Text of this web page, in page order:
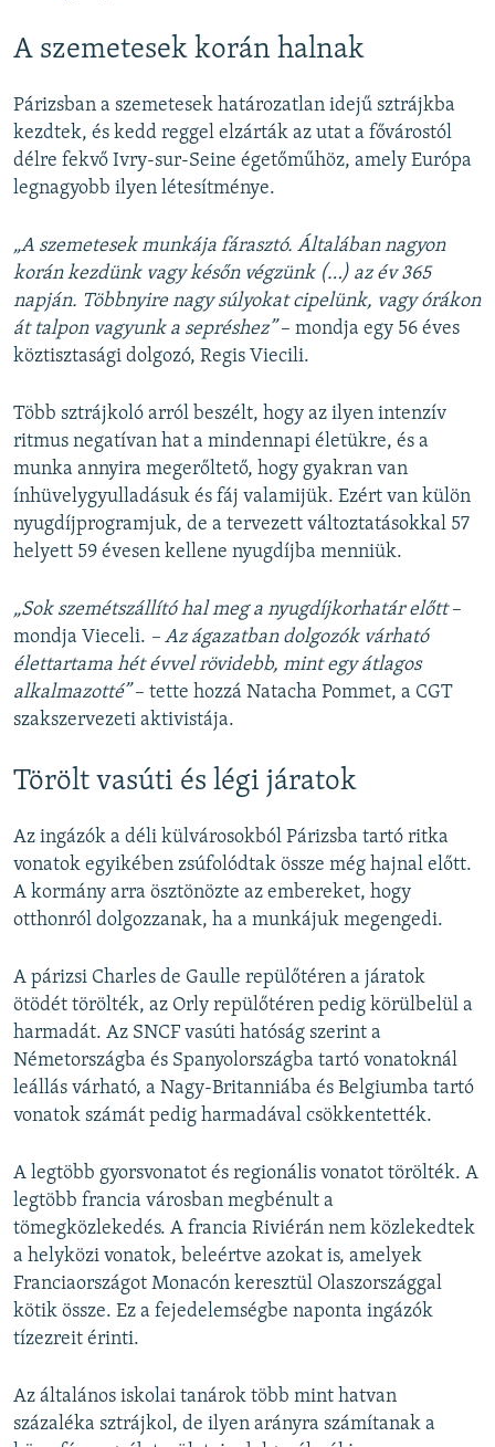
A szemetesek korán halnak
Párizsban a szemetesek határozatlan idejű sztrájkba
kezdtek, és kedd reggel elzárták az utat a fővárostól
délre fekvő Ivry-sur-Seine égetőműhöz, amely Európa
legnagyobb ilyen létesítménye.
„A szemetesek munkája fárasztó. Általában nagyon
korán kezdünk vagy későn végzünk (…) az év 365
napján. Többnyire nagy súlyokat cipelünk, vagy órákon
át talpon vagyunk a sepréshez”– mondja egy 56 éves
köztisztasági dolgozó, Regis Viecili.
Több sztrájkoló arról beszélt, hogy az ilyen intenzív
ritmus negatívan hat a mindennapi életükre, és a
munka annyira megerőltető, hogy gyakran van
ínhüvelygyulladásuk és fáj valamijük. Ezért van külön
nyugdíjprogramjuk, de a tervezett változtatásokkal 57
helyett 59 évesen kellene nyugdíjba menniük.
„Sok szemétszállító hal meg a nyugdíjkorhatár előtt–
mondja Vieceli. – Az ágazatban dolgozók várható
élettartama hét évvel rövidebb, mint egy átlagos
alkalmazotté”– tette hozzá Natacha Pommet, a CGT
szakszervezeti aktivistája.
Törölt vasúti és légi járatok
Az ingázók a déli külvárosokból Párizsba tartó ritka
vonatok egyikében zsúfolódtak össze még hajnal előtt.
A kormány arra ösztönözte az embereket, hogy
otthonról dolgozzanak, ha a munkájuk megengedi.
A párizsi Charles de Gaulle repülőtéren a járatok
ötödét törölték, az Orly repülőtéren pedig körülbelül a
harmadát. Az SNCF vasúti hatóság szerint a
Németországba és Spanyolországba tartó vonatoknál
leállás várható, a Nagy-Britanniába és Belgiumba tartó
vonatok számát pedig harmadával csökkentették.
A legtöbb gyorsvonatot és regionális vonatot törölték. A
legtöbb francia városban megbénult a
tömegközlekedés. A francia Riviérán nem közlekedtek
a helyközi vonatok, beleértve azokat is, amelyek
Franciaországot Monacón keresztül Olaszországgal
kötik össze. Ez a fejedelemségbe naponta ingázók
tízezreit érinti.
Az általános iskolai tanárok több mint hatvan
százaléka sztrájkol, de ilyen arányra számítanak a